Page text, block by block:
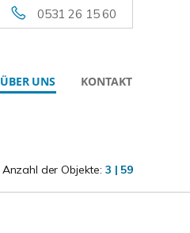
0531 26 15 60
ÜBER UNS KONTAKT
Anzahl der Objekte: 3 | 59